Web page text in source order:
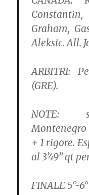
Constantin,
Graham,
Aleksic. All.
ARBITRI:
(GRE).
NOTE:
Montenegro
+ 1 rigore.
al 3’49” qt
FINALE 5°-